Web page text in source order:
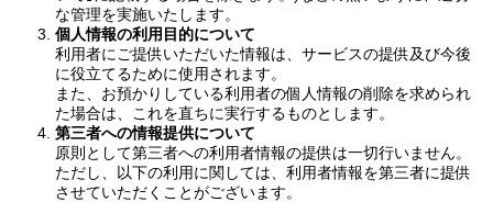
な管理を実施いたします。
個人情報の利用目的について
利用者にご提供いただいた情報は、サービスの提供及び今後
に役立てるために使用されます。
また、お預かりしている利用者の個人情報の削除を求められ
た場合は、これを直ちに実行するものとします。
第三者への情報提供について
原則として第三者への利用者情報の提供は一切行いません。
ただし、以下の利用に関しては、利用者情報を第三者に提供
させていただくことがございます。